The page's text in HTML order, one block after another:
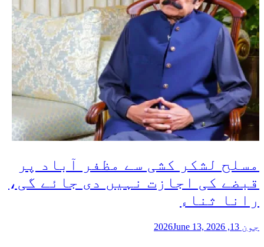
مسلح لشکر کشی سے مظفر آباد پر
قبضے کی اجازت نہیں دی جائے گی،
رانا ثناء
جون 13, 2026 June 13, 2026